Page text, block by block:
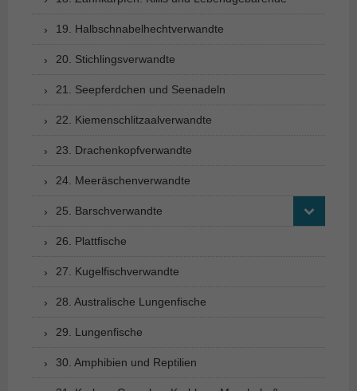
19. Halbschnabelhechtverwandte
20. Stichlingsverwandte
21. Seepferdchen und Seenadeln
22. Kiemenschlitzaalverwandte
23. Drachenkopfverwandte
24. Meeräschenverwandte
25. Barschverwandte
26. Plattfische
27. Kugelfischverwandte
28. Australische Lungenfische
29. Lungenfische
30. Amphibien und Reptilien